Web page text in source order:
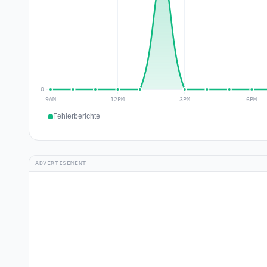
Fehlerberichte
ADVERTISEMENT